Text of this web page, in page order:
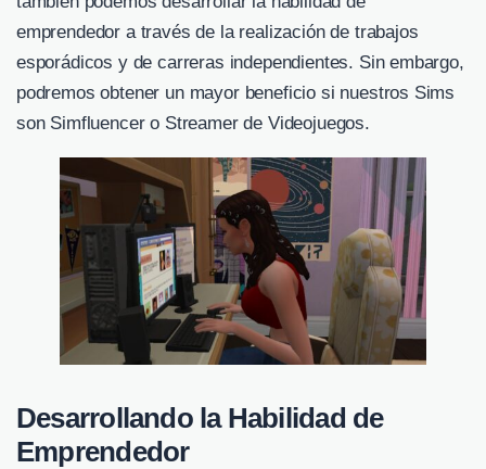
emprendedor a través de la realización de trabajos
esporádicos y de carreras independientes. Sin embargo,
podremos obtener un mayor beneficio si nuestros Sims
son Simfluencer o Streamer de Videojuegos.
Desarrollando la Habilidad de
Emprendedor